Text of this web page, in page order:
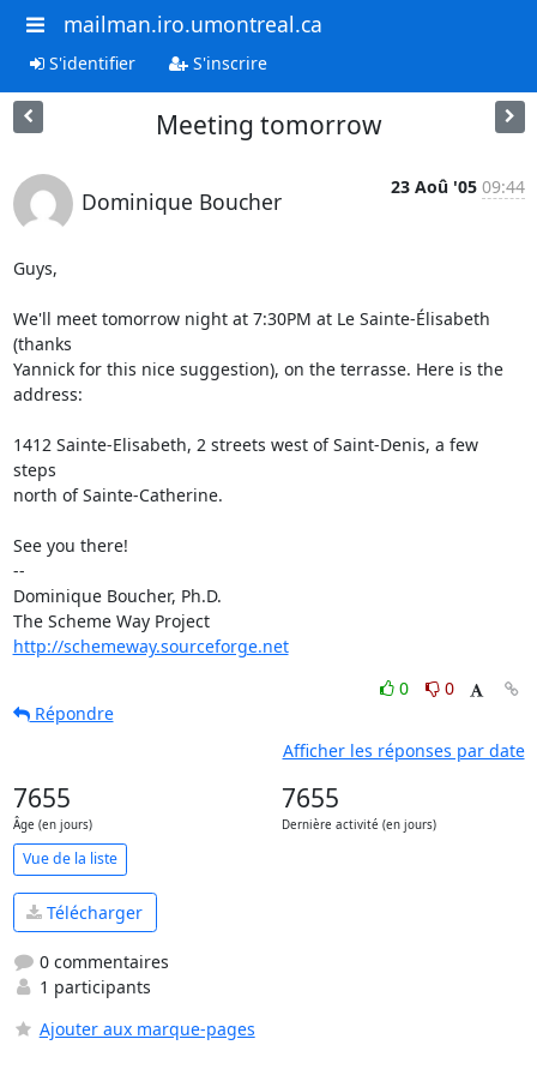
mailman.iro.umontreal.ca
S'identifier S'inscrire
Meeting tomorrow
Dominique Boucher
23 Aoû '05 09:44
Guys,
We'll meet tomorrow night at 7:30PM at Le Sainte-Élisabeth
(thanks
Yannick for this nice suggestion), on the terrasse. Here is the
address:
1412 Sainte-Elisabeth, 2 streets west of Saint-Denis, a few
steps
north of Sainte-Catherine.
See you there!
--
Dominique Boucher, Ph.D.
The Scheme Way Project
http://schemeway.sourceforge.net
0
0
Répondre
Afficher les réponses par date
7655
Âge (en jours)
7655
Dernière activité (en jours)
Vue de la liste
Télécharger
0 commentaires
1 participants
Ajouter aux marque-pages